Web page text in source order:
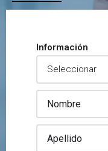
Información